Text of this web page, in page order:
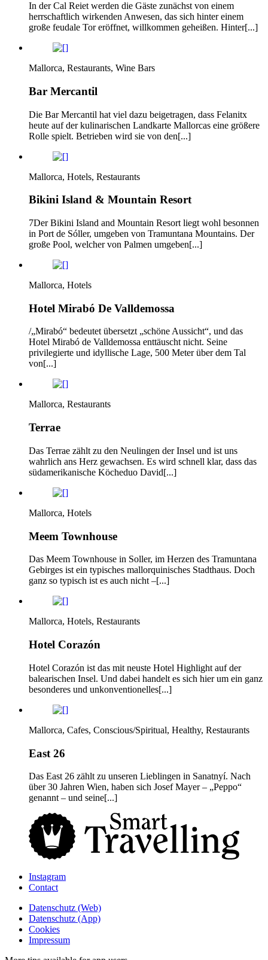
In der Cal Reiet werden die Gäste zunächst von einem
herrschaftlich wirkenden Anwesen, das sich hinter einem
große feudale Tor eröffnet, willkommen geheißen. Hinter[...]
Mallorca, Restaurants, Wine Bars
Bar Mercantil
Die Bar Mercantil hat viel dazu beigetragen, dass Felanitx
heute auf der kulinarischen Landkarte Mallorcas eine größere
Rolle spielt. Betrieben wird sie von den[...]
Mallorca, Hotels, Restaurants
Bikini Island & Mountain Resort
7Der Bikini Island and Mountain Resort liegt wohl besonnen
in Port de Sóller, umgeben von Tramuntana Mountains. Der
große Pool, welcher von Palmen umgeben[...]
Mallorca, Hotels
Hotel Mirabó De Valldemossa
/„Mirabó“ bedeutet übersetzt „schöne Aussicht“, und das
Hotel Mirabó de Valldemossa enttäuscht nicht. Seine
privilegierte und idyllische Lage, 500 Meter über dem Tal
von[...]
Mallorca, Restaurants
Terrae
Das Terrae zählt zu den Neulingen der Insel und ist uns
wahrlich ans Herz gewachsen. Es wird schnell klar, dass das
südamerikanische Köcheduo David[...]
Mallorca, Hotels
Meem Townhouse
Das Meem Townhouse in Soller, im Herzen des Tramuntana
Gebirges ist ein typisches mallorquinisches Stadthaus. Doch
ganz so typisch ist es auch nicht –[...]
Mallorca, Hotels, Restaurants
Hotel Corazón
Hotel Corazón ist das mit neuste Hotel Highlight auf der
balearischen Insel. Und dabei handelt es sich hier um ein ganz
besonderes und unkonventionelles[...]
Mallorca, Cafes, Conscious/Spiritual, Healthy, Restaurants
East 26
Das East 26 zählt zu unseren Lieblingen in Sanatnyí. Nach
über 30 Jahren Wien, haben sich Josef Mayer – „Peppo“
genannt – und seine[...]
Instagram
Contact
Daten­schutz­ (Web)
Daten­schutz­ (App)
Cookies
Impressum